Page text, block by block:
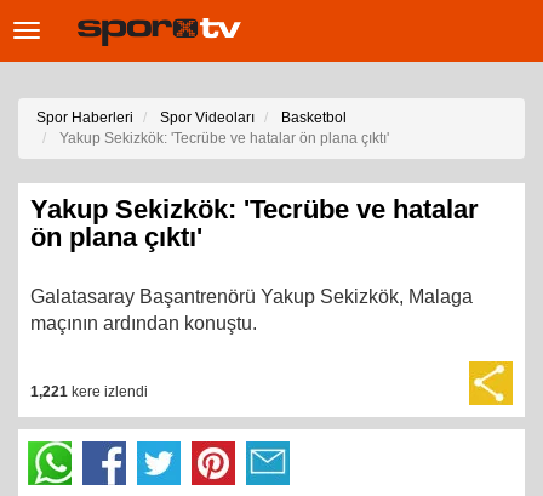
Toggle
Spor Haberleri Spor Videoları
Basketbol
Yakup Sekizkök: 'Tecrübe ve hatalar ön plana çıktı'
Yakup Sekizkök: 'Tecrübe ve hatalar
ön plana çıktı'
Galatasaray Başantrenörü Yakup Sekizkök, Malaga
maçının ardından konuştu.
1,221 kere izlendi